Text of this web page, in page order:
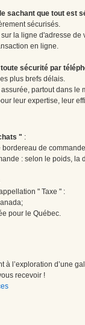
sachant que tout est
sécurisés.
la ligne d'adresse de
en ligne.
sécurité par
plus brefs délais.
partout dans le
leur expertise, leur
" :
de
: selon le poids, la
" Taxe " :
pour le Québec.
à l’exploration d’une
recevoir !